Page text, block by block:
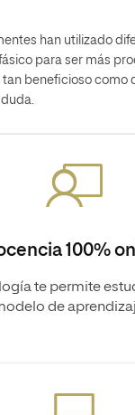
han utilizado
para ser más
beneficioso como
100%
te permite
de